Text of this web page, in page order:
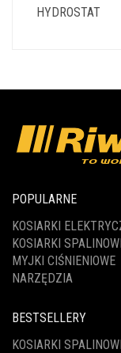
POPULARNE
KOSIARKI
KOSIARKI
MYJKI CIŚNIENIOWE
NARZĘDZIA
BESTSELLERY
KOSIARKI